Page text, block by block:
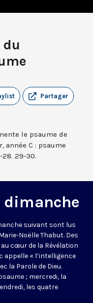
du
Partager
le psaume de
année C : psaume
28. 29-30.
dimanche
suivant sont lus
Noëlle Thabut. Des
cœur de la Révélation
appelle « l’intelligence
la Parole de Dieu.
; mercredi, la
les quatre